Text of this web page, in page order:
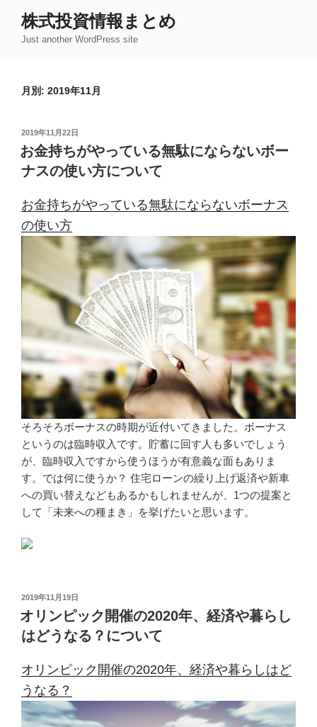
株式投資情報まとめ
Just another WordPress site
月別: 2019年11月
投
稿
日:
2019年11月22日
お金持ちがやっている無駄にならないボー
ナスの使い方について
お金持ちがやっている無駄にならないボーナス
の使い方
そろそろボーナスの時期が近付いてきました。ボーナス
というのは臨時収入です。貯蓄に回す人も多いでしょう
が、臨時収入ですから使うほうが有意義な面もありま
す。では何に使うか？ 住宅ローンの繰り上げ返済や新車
への買い替えなどもあるかもしれませんが、1つの提案と
して「未来への種まき」を挙げたいと思います。
投
稿
日:
2019年11月19日
オリンピック開催の2020年、経済や暮らし
はどうなる？について
オリンピック開催の2020年、経済や暮らしはど
うなる？